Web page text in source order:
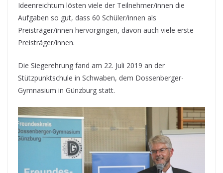
Ideenreichtum lösten viele der Teilnehmer/innen die
Aufgaben so gut, dass 60 Schüler/innen als
Preisträger/innen hervorgingen, davon auch viele erste
Preisträger/innen.
Die Siegerehrung fand am 22. Juli 2019 an der
Stützpunktschule in Schwaben, dem Dossenberger-
Gymnasium in Günzburg statt.